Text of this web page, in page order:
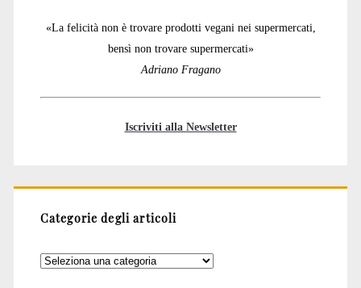
«La felicità non è trovare prodotti vegani nei supermercati,
bensì non trovare supermercati»
Adriano Fragano
Iscriviti alla Newsletter
Categorie degli articoli
Categorie